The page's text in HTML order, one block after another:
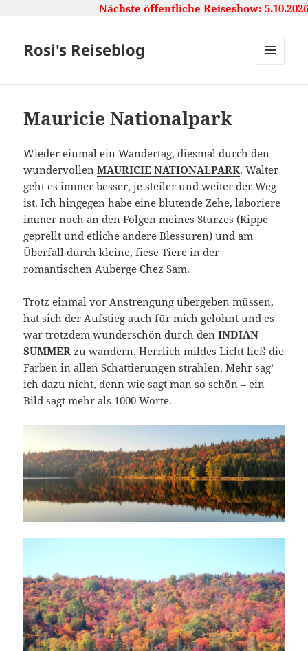
Nächste öffentliche Reiseshow:
Rosi's Reiseblog
Mauricie Nationalpark
Wieder einmal ein Wandertag, diesmal durch den
wundervollenMAURICIE NATIONALPARK. Walter
geht es immer besser, je steiler und weiter der Weg
ist. Ich hingegen habe eine blutende Zehe, laboriere
immer noch an den Folgen meines Sturzes (Rippe
geprellt und etliche andere Blessuren) und am
Überfall durch kleine, fiese Tiere in der
romantischen Auberge Chez Sam.
Trotz einmal vor Anstrengung übergeben müssen,
hat sich der Aufstieg auch für mich gelohnt und es
war trotzdem wunderschön durch denINDIAN
SUMMER zu wandern. Herrlich mildes Licht ließ die
Farben in allen Schattierungen strahlen. Mehr sag‘
ich dazu nicht, denn wie sagt man so schön – ein
Bild sagt mehr als 1000 Worte.